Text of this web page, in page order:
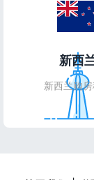
新西
新西兰购